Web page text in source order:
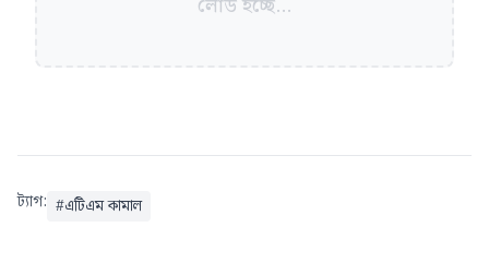
ট্যাগ: #এটিএম কামাল